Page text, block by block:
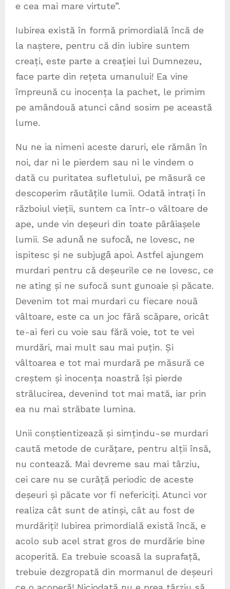
e cea mai mare virtute”.
Iubirea există în formă primordială încă de
la naștere, pentru că din iubire suntem
creați, este parte a creației lui Dumnezeu,
face parte din rețeta umanului! Ea vine
împreună cu inocența la pachet, le primim
pe amândouă atunci când sosim pe această
lume.
Nu ne ia nimeni aceste daruri, ele rămân în
noi, dar ni le pierdem sau ni le vindem o
dată cu puritatea sufletului, pe măsură ce
descoperim răutățile lumii. Odată intrați în
războiul vieții, suntem ca într-o vâltoare de
ape, unde vin deșeuri din toate pârâiașele
lumii. Se adunǎ ne sufocǎ, ne lovesc, ne
ispitesc și ne subjugǎ apoi. Astfel ajungem
murdari pentru că deșeurile ce ne lovesc, ce
ne ating și ne sufocă sunt gunoaie și păcate.
Devenim tot mai murdari cu fiecare nouă
vâltoare, este ca un joc fără scăpare, oricât
te-ai feri cu voie sau fără voie, tot te vei
murdări, mai mult sau mai puțin. Și
vâltoarea e tot mai murdară pe măsură ce
creștem și inocența noastră își pierde
strălucirea, devenind tot mai mată, iar prin
ea nu mai străbate lumina.
Unii conștientizează și simțindu-se murdari
caută metode de curățare, pentru alții însă,
nu contează. Mai devreme sau mai târziu,
cei care nu se curăță periodic de aceste
deșeuri și păcate vor fi nefericiți. Atunci vor
realiza cât sunt de atinși, cât au fost de
murdăriți! Iubirea primordială există încă, e
acolo sub acel strat gros de murdărie bine
acoperită. Ea trebuie scoasă la suprafață,
trebuie dezgropată din mormanul de deșeuri